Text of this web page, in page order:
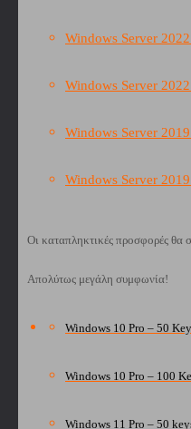
Windows Server
Windows Server
Windows Server
Windows Server
Οι καταπληκτικές προσφορές θα
Απολύτως μεγάλη συμφωνία!
Windows 10 Pro – 50
Windows 10 Pro – 100
Windows 11 Pro – 50